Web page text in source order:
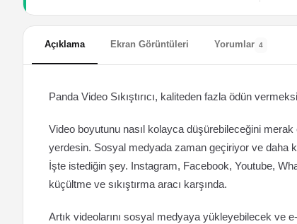
Açıklama Ekran Görüntüleri Yorumlar 4
Panda Video Sıkıştırıcı, kaliteden fazla ödün
Video boyutunu nasıl kolayca düşürebileceğini merak
yerdesin. Sosyal medyada zaman geçiriyor ve daha
İşte istediğin şey. Instagram, Facebook, Youtube,
küçültme ve sıkıştırma aracı karşında.
Artık videolarını sosyal medyaya yükleyebilecek ve